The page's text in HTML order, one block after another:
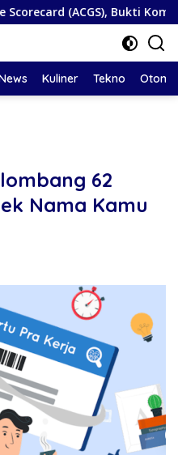
(ACGS), Bukti Komitmen
Kuliner Tekno
62
Nama Kamu